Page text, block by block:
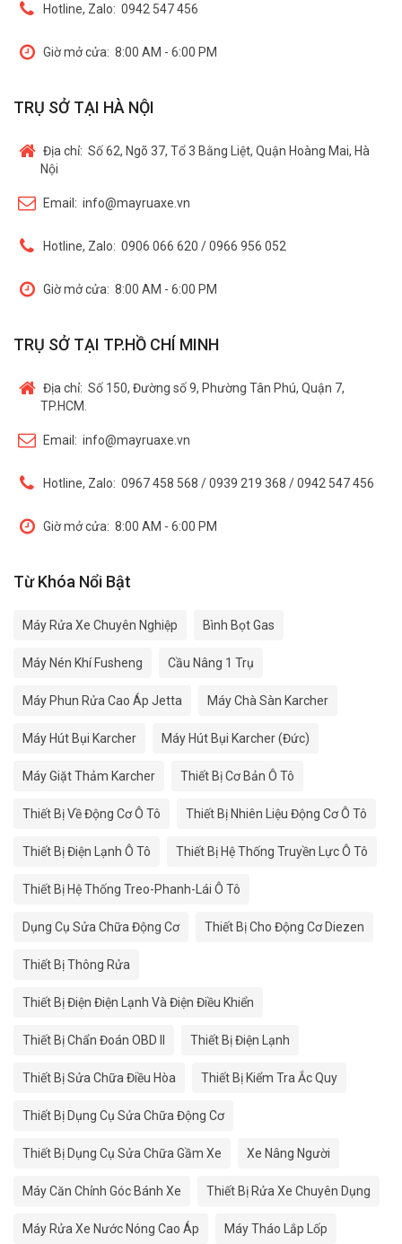
Hotline, Zalo: 0942 547 456
Giờ mở cửa: 8:00 AM - 6:00 PM
TRỤ SỞ TẠI HÀ NỘI
Địa chỉ: Số 62, Ngõ 37, Tổ 3 Bằng Liệt, Quận Hoàng Mai, Hà
Nội
Email: info@mayruaxe.vn
Hotline, Zalo: 0906 066 620 / 0966 956 052
Giờ mở cửa: 8:00 AM - 6:00 PM
TRỤ SỞ TẠI TP.HỒ CHÍ MINH
Địa chỉ: Số 150, Đường số 9, Phường Tân Phú, Quận 7,
TP.HCM.
Email: info@mayruaxe.vn
Hotline, Zalo: 0967 458 568 / 0939 219 368 / 0942 547 456
Giờ mở cửa: 8:00 AM - 6:00 PM
Từ Khóa Nổi Bật
Máy Rửa Xe Chuyên Nghiệp Bình Bọt Gas
Máy Nén Khí Fusheng Cầu Nâng 1 Trụ
Máy Phun Rửa Cao Áp Jetta Máy Chà Sàn Karcher
Máy Hút Bụi Karcher Máy Hút Bụi Karcher (Đức)
Máy Giặt Thảm Karcher Thiết Bị Cơ Bản Ô Tô
Thiết Bị Về Động Cơ Ô Tô Thiết Bị Nhiên Liệu Động Cơ Ô Tô
Thiết Bị Điện Lạnh Ô Tô Thiết Bị Hệ Thống Truyền Lực Ô Tô
Thiết Bị Hệ Thống Treo-Phanh-Lái Ô Tô
Dụng Cụ Sửa Chữa Động Cơ Thiết Bị Cho Động Cơ Diezen
Thiết Bị Thông Rửa
Thiết Bị Điện Điện Lạnh Và Điện Điều Khiển
Thiết Bị Chẩn Đoán OBD II Thiết Bị Điện Lạnh
Thiết Bị Sửa Chữa Điều Hòa Thiết Bị Kiểm Tra Ắc Quy
Thiết Bị Dụng Cụ Sửa Chữa Động Cơ
Thiết Bị Dụng Cụ Sửa Chữa Gầm Xe Xe Nâng Người
Máy Căn Chỉnh Góc Bánh Xe Thiết Bị Rửa Xe Chuyên Dụng
Máy Rửa Xe Nước Nóng Cao Áp Máy Tháo Lắp Lốp